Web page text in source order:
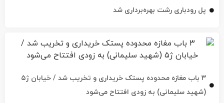
پل رودباری رشت بهره‌برداری شد
۳ باب مغازه محدوده پستک خریداری و تخریب شد / خیابان ژ۵
(شهید سلیمانی) به زودی افتتاح می‌شود